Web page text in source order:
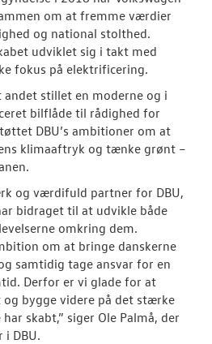
om at fremme værdier
og national stolthed.
udviklet sig i takt med
fokus på elektrificering.
andet stillet en moderne og i
bilflåde til rådighed for
DBU’s ambitioner om at
klimaaftryk og tænke grønt –
og værdifuld partner for DBU,
bidraget til at udvikle både
omkring dem.
om at bringe danskerne
samtidig tage ansvar for en
Derfor er vi glade for at
bygge videre på det stærke
skabt,” siger Ole Palmå, der
DBU.